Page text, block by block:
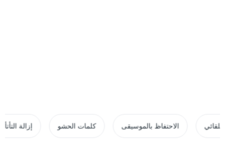
كلمات الحشو الاحتفاظ بالموسيقى معادل تلقائي